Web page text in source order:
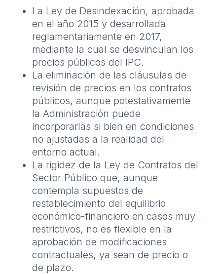
La Ley de Desindexación, aprobada
en el año 2015 y desarrollada
reglamentariamente en 2017,
mediante la cual se desvinculan los
precios públicos del IPC.
La eliminación de las cláusulas de
revisión de precios en los contratos
públicos, aunque potestativamente
la Administración puede
incorporarlas si bien en condiciones
no ajustadas a la realidad del
entorno actual.
La rigidez de la Ley de Contratos del
Sector Público que, aunque
contempla supuestos de
restablecimiento del equilibrio
económico-financiero en casos muy
restrictivos, no es flexible en la
aprobación de modificaciones
contractuales, ya sean de precio o
de plazo.